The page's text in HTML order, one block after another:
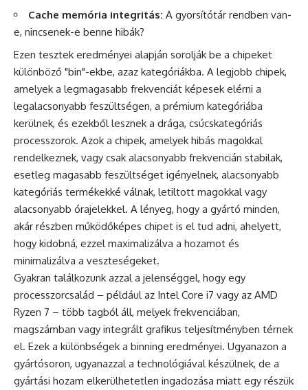
Cache memória integritás: A gyorsítótár rendben van-
e, nincsenek-e benne hibák?
Ezen tesztek eredményei alapján sorolják be a chipeket
különböző "bin"-ekbe, azaz kategóriákba. A legjobb chipek,
amelyek a legmagasabb frekvenciát képesek elérni a
legalacsonyabb feszültségen, a prémium kategóriába
kerülnek, és ezekből lesznek a drága, csúcskategóriás
processzorok. Azok a chipek, amelyek hibás magokkal
rendelkeznek, vagy csak alacsonyabb frekvencián stabilak,
esetleg magasabb feszültséget igényelnek, alacsonyabb
kategóriás termékekké válnak, letiltott magokkal vagy
alacsonyabb órajelekkel. A lényeg, hogy a gyártó minden,
akár részben működőképes chipet is el tud adni, ahelyett,
hogy kidobná, ezzel maximalizálva a hozamot és
minimalizálva a veszteségeket.
Gyakran találkozunk azzal a jelenséggel, hogy egy
processzorcsalád – például az Intel Core i7 vagy az AMD
Ryzen 7 – több tagból áll, melyek frekvenciában,
magszámban vagy integrált grafikus teljesítményben térnek
el. Ezek a különbségek a binning eredményei. Ugyanazon a
gyártósoron, ugyanazzal a technológiával készülnek, de a
gyártási hozam elkerülhetetlen ingadozása miatt egy részük